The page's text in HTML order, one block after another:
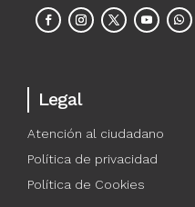
Legal
Atención al ciudadano
Política de privacidad
Política de Cookies